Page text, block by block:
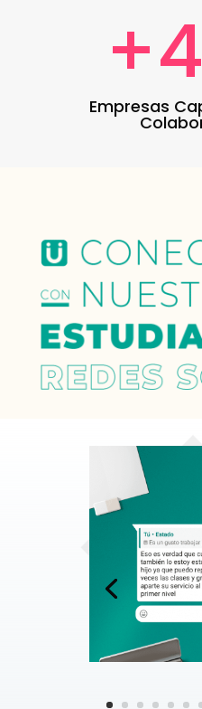
Empresas